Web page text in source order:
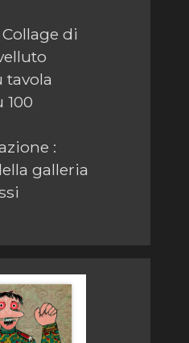
di
tavola
100
:
galleria